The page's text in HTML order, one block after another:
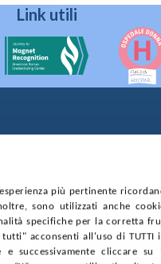
più pertinente
sono utilizzati anche
specifiche per la corretta
acconsenti all'uso di TUTTI
cliccare su
Link utili
COOKIE POLICY